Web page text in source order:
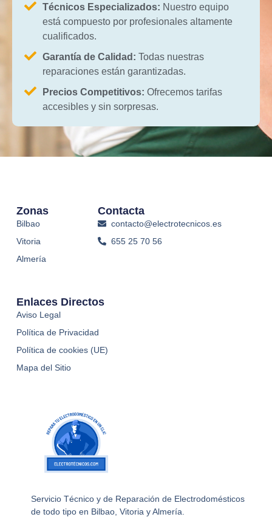
Técnicos Especializados: Nuestro equipo
está compuesto por profesionales altamente
cualificados.
Garantía de Calidad: Todas nuestras
reparaciones están garantizadas.
Precios Competitivos: Ofrecemos tarifas
accesibles y sin sorpresas.
Servicio Técnico y de Reparación de Electrodomésticos
de todo tipo en Bilbao, Vitoria y Almería.
Zonas
Bilbao
Vitoria
Almería
Contacta
contacto@electrotecnicos.es
655 25 70 56
Enlaces Directos
Aviso Legal
Política de Privacidad
Política de cookies (UE)
Mapa del Sitio